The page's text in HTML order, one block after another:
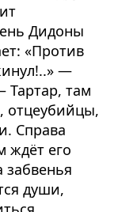
Дидоны
«Против
—
Тартар, там
отцеубийцы,
Справа
ждёт его
души,